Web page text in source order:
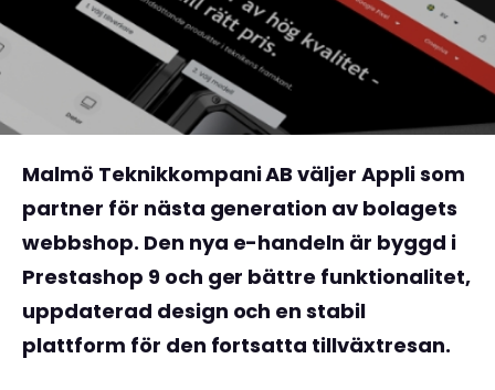
Malmö Teknikkompani AB väljer Appli som
partner för nästa generation av bolagets
webbshop. Den nya e-handeln är byggd i
Prestashop 9 och ger bättre funktionalitet,
uppdaterad design och en stabil
plattform för den fortsatta tillväxtresan.